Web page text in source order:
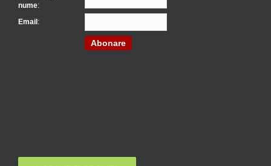
nume:
Email:
Abonare